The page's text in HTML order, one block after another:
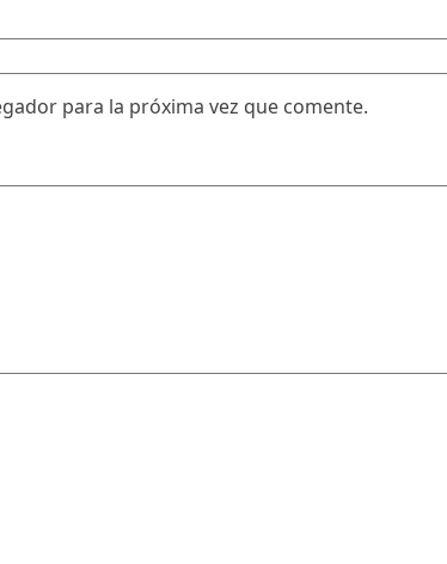
para la próxima vez que comente.